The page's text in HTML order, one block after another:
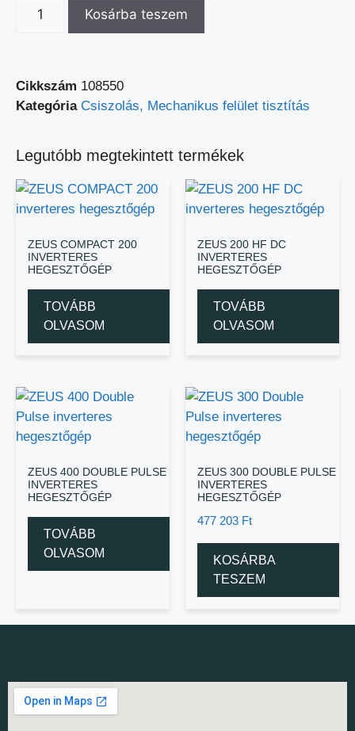
Kosárba teszem
Cikkszám 108550
Kategória Csiszolás, Mechanikus felület tisztítás
Legutóbb megtekintett termékek
ZEUS COMPACT 200
INVERTERES
HEGESZTŐGÉP
TOVÁBB
OLVASOM
ZEUS 200 HF DC
INVERTERES
HEGESZTŐGÉP
TOVÁBB
OLVASOM
ZEUS 400 DOUBLE PULSE
INVERTERES
HEGESZTŐGÉP
TOVÁBB
OLVASOM
ZEUS 300 DOUBLE PULSE
INVERTERES
HEGESZTŐGÉP
477 203 Ft
KOSÁRBA
TESZEM